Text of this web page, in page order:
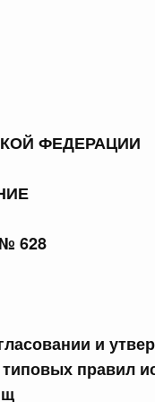
ФЕДЕРАЦИИ
628
и
правил